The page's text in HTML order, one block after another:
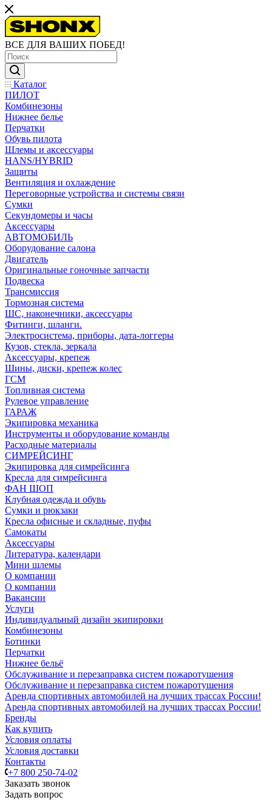
ВСЕ ДЛЯ ВАШИХ ПОБЕД!
Каталог
ПИЛОТ
Комбинезоны
Нижнее белье
Перчатки
Обувь пилота
Шлемы и аксессуары
HANS/HYBRID
Защиты
Вентиляция и охлаждение
Переговорные устройства и системы связи
Сумки
Секундомеры и часы
Аксессуары
АВТОМОБИЛЬ
Оборудование салона
Двигатель
Оригинальные гоночные запчасти
Подвеска
Трансмиссия
Тормозная система
ШС, наконечники, аксессуары
Фитинги, шланги.
Электросистема, приборы, дата-логгеры
Кузов, стекла, зеркала
Аксессуары, крепеж
Шины, диски, крепеж колес
ГСМ
Топливная система
Рулевое управление
ГАРАЖ
Экипировка механика
Инструменты и оборудование команды
Расходные материалы
СИМРЕЙСИНГ
Экипировка для симрейсинга
Кресла для симрейсинга
ФАН ШОП
Клубная одежда и обувь
Сумки и рюкзаки
Кресла офисные и складные, пуфы
Самокаты
Аксессуары
Литература, календари
Мини шлемы
О компании
О компании
Вакансии
Услуги
Индивидуальный дизайн экипировки
Комбинезоны
Ботинки
Перчатки
Нижнее бельё
Обслуживание и перезаправка систем пожаротушения
Обслуживание и перезаправка систем пожаротушения
Аренда спортивных автомобилей на лучших трассах России!
Аренда спортивных автомобилей на лучших трассах России!
Бренды
Как купить
Условия оплаты
Условия доставки
Контакты
+7 800 250-74-02
Заказать звонок
Задать вопрос